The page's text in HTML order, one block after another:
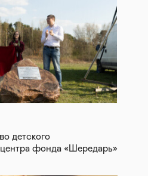
детского
фонда «Шередарь»